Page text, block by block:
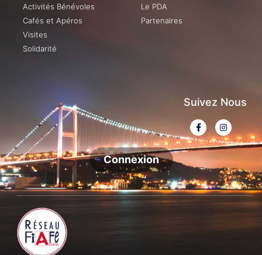
Activités Bénévoles
Cafés et Apéros
Visites
Solidarité
Le PDA
Partenaires
Suivez Nous
Connexion